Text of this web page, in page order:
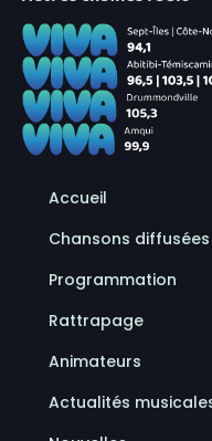
Accueil
Chansons diffusées
Programmation
Rattrapage
Animateurs
Actualités